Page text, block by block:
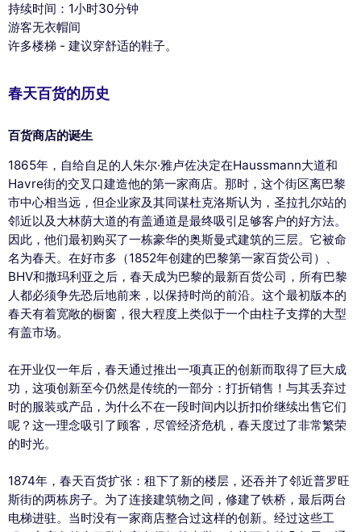
持续时间：1小时30分钟
游客无衣帽间
许多楼梯 - 建议穿舒适的鞋子。
春天百货的历史
百货商店的诞生
1865年，自给自足的人朱尔·雅卢佐决定在Haussmann大道和
Havre街的交叉口建造他的第一家商店。那时，这个街区离巴黎
市中心相当远，但企业家及其同谋杜克洛斯认为，圣拉扎尔站的
邻近以及大林荫大道的有盖通道是最终吸引足够客户的好方法。
因此，他们最初购买了一栋豪华的奥斯曼式建筑的三层。它被命
名为春天。在好市多（1852年创建的巴黎第一家百货公司）、
BHV和撒玛利亚之后，春天成为巴黎的最新百货公司，所有巴黎
人都必须争先恐后地前来，以保持时尚的前沿。这个最初版本的
春天有着宽敞的橱窗，很大程度上类似于一个由柱子支撑的大型
有盖市场。
在开业仅一年后，春天通过推出一项真正的创新而取得了巨大成
功，这项创新至今仍然是传统的一部分：打折销售！与其丢弃过
时的服装或产品，为什么不在一段时间内以折扣价继续出售它们
呢？这一理念吸引了顾客，尽管经济危机，春天度过了非常繁荣
的时光。
1874年，春天百货扩张：租下了新的楼层，还吞并了邻近普罗旺
斯街的两栋房子。为了连接建筑物之间，修建了铁桥，最后两台
电梯进驻。当时没有一家商店整合过这样的创新。经过这些工